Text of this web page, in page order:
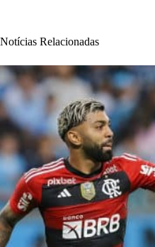
Notícias Relacionadas